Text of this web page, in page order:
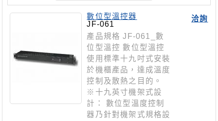
洽詢
數位型溫控器
JF-061
產品規格 JF-061_數
位型溫控 數位型溫控
使用標準十九吋式安裝
於機櫃產品，達成溫度
控制及散熱之目的。
※十九英寸機架式設
計： 數位型溫度控制
器乃針對機架式規格設